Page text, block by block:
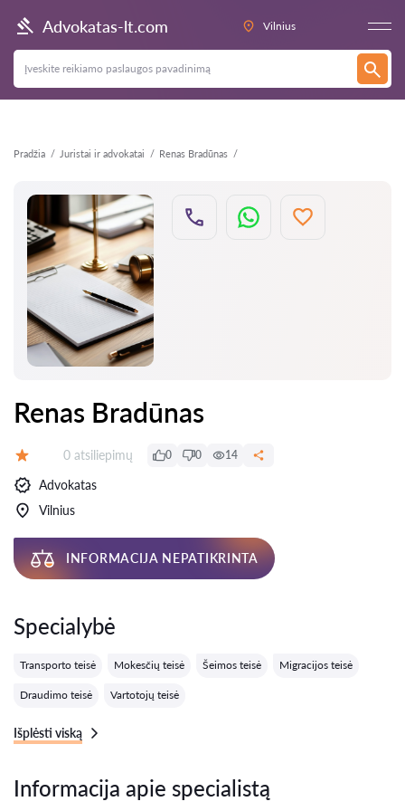
Advokatas-lt.com Vilnius
Pradžia Juristai ir advokatai Renas Bradūnas
Atgal
Renas Bradūnas
Atsiliepimų:
0 atsiliepimų 0 0 14
Advokatas
Vilnius
INFORMACIJA NEPATIKRINTA
Specialybė
Transporto teisė Mokesčių teisė Šeimos teisė Migracijos teisė
Draudimo teisė Vartotojų teisė
Išplėsti viską
Informacija apie specialistą